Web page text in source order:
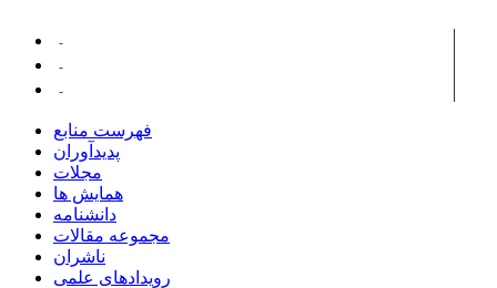
فهرست منابع
پدیدآوران
مجلات
همایش ها
دانشنامه
مجموعه مقالات
ناشران
رویدادهای علمی